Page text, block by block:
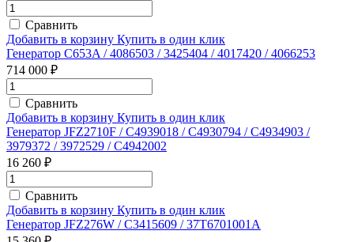
Сравнить
Добавить в корзину Купить в один клик
Генератор C653A / 4086503 / 3425404 / 4017420 / 4066253
714 000 ₽
Сравнить
Добавить в корзину Купить в один клик
Генератор JFZ2710F / C4939018 / C4930794 / C4934903 /
3979372 / 3972529 / C4942002
16 260 ₽
Сравнить
Добавить в корзину Купить в один клик
Генератор JFZ276W / C3415609 / 37T6701001A